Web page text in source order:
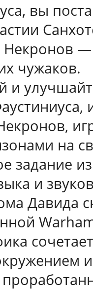
вы
Некронов
чужаков.
и
на
задание
и
Давида